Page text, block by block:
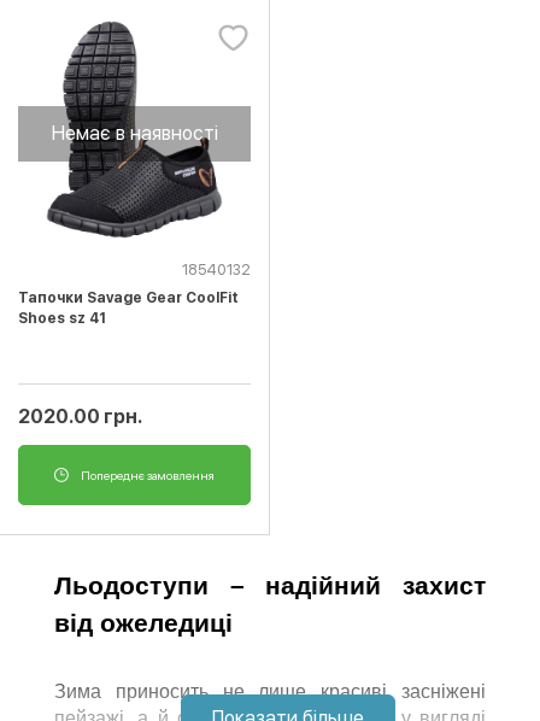
Немає в наявності
18540132
Тапочки Savage Gear CoolFit
Shoes sz 41
2020.00 грн.
Попереднє замовлення
Льодоступи – надійний захист
від ожеледиці
Зима приносить не лише красиві засніжені